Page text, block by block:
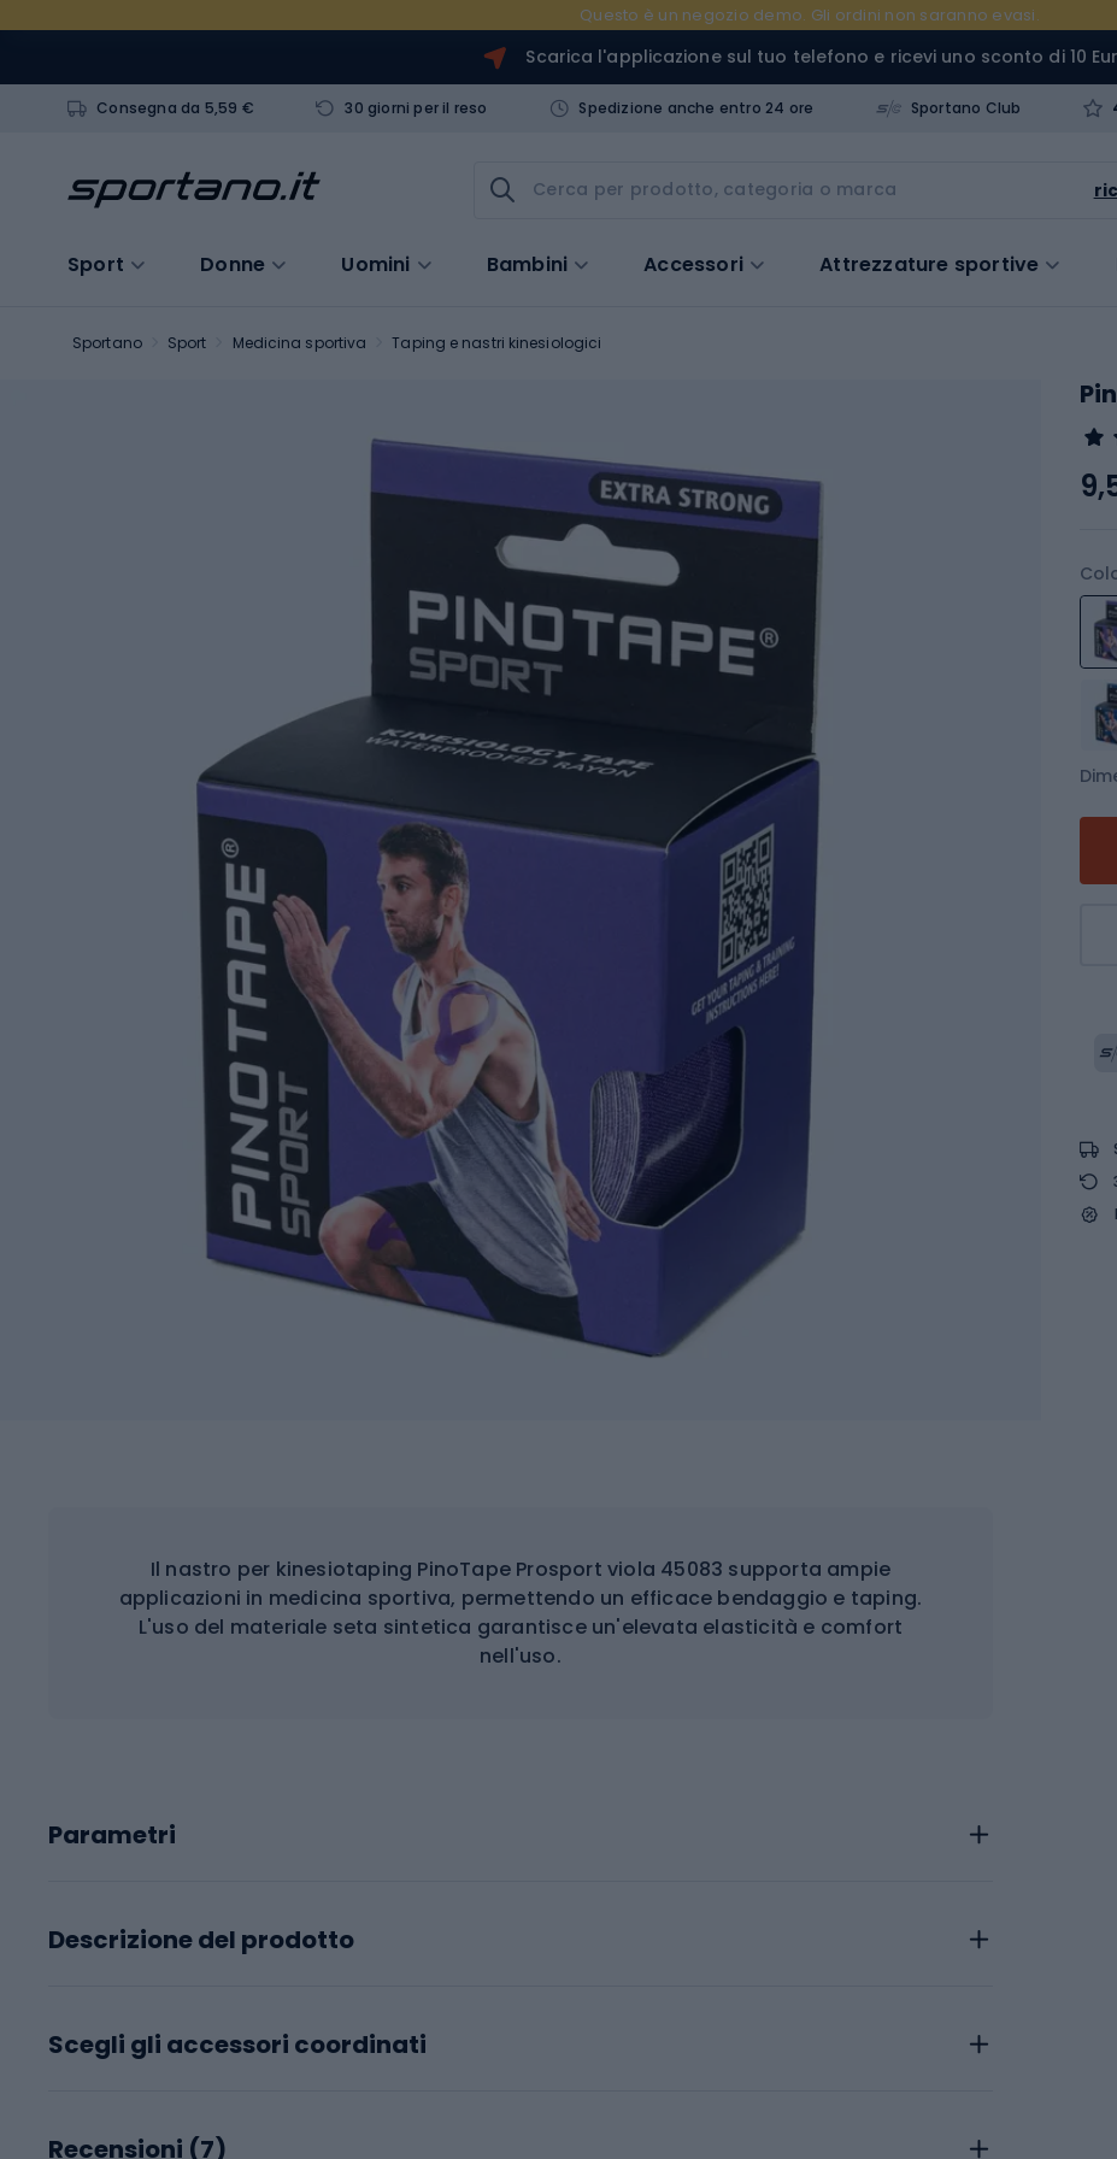
Questo è un negozio demo. Gli ordini non saranno evasi.
Scarica l'applicazione sul tuo telefono e ricevi uno sconto di 10
Consegna da 5,59 € 30 giorni per il reso Spedizione anche entro 24 ore Sportano Club
Sport Donne Uomini Bambini Accessori Attrezzature sportive
Sportano Sport Medicina sportiva Taping e nastri kinesiologici
Il nastro per kinesiotaping PinoTape Prosport viola 45083 supporta ampie
applicazioni in medicina sportiva, permettendo un efficace bendaggio e taping.
L'uso del materiale seta sintetica garantisce un'elevata elasticità e comfort
nell'uso.
Parametri
Descrizione del prodotto
Scegli gli accessori coordinati
Recensioni (7)